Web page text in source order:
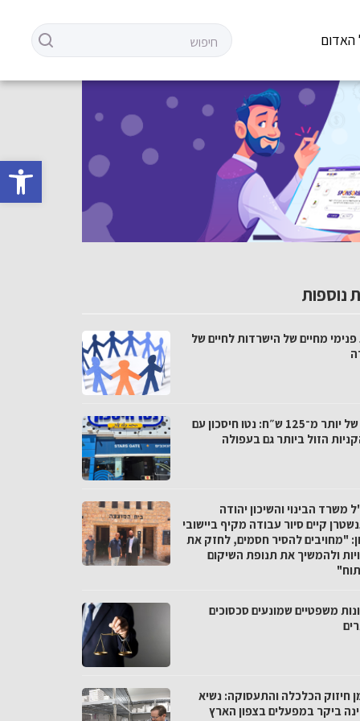
פתח
האדום
נוספות
מחיים של הישרדות לחיים של
פער של יותר מ־125 ש״ח: נטו חיסכון עם
הזול ביותר גם בעפולה
משרד הבינוי והשיכון יהודה
קיים סיור עבודה מקיף ביישובי
"מחויבים להסיר חסמים, לחזק את
ולהמשיך את תנופת השיקום
משפטיים שמונעים סכסוכים
חיזוק הכלכלה והתעסוקה: נשיא
ביקר במפעלים בצפון הארץ